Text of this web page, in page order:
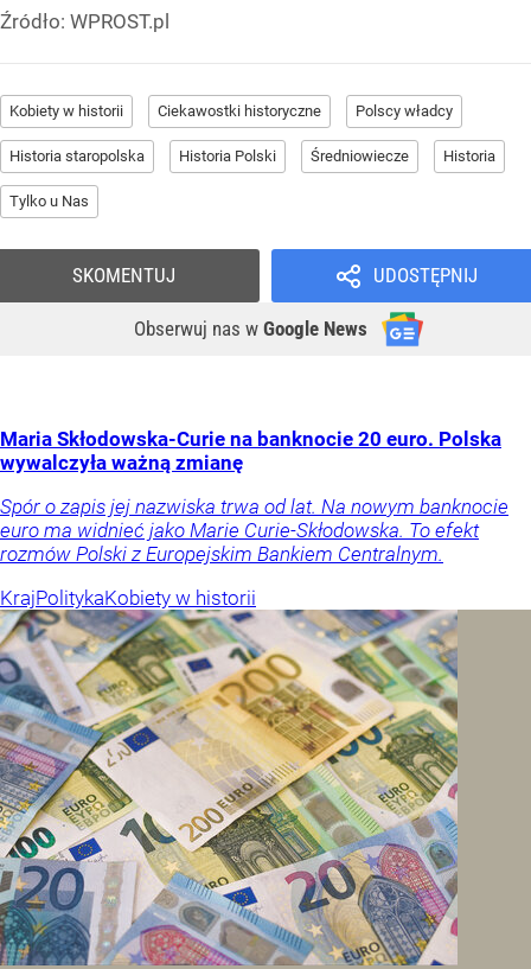
Źródło: WPROST.pl
Kobiety w historii Ciekawostki historyczne Polscy władcy
Historia staropolska Historia Polski Średniowiecze Historia
Tylko u Nas
UDOSTĘPNIJ
Obserwuj nas w Google News
SKOMENTUJ
Maria Skłodowska-Curie na banknocie 20 euro. Polska
wywalczyła ważną zmianę
Spór o zapis jej nazwiska trwa od lat. Na nowym banknocie
euro ma widnieć jako Marie Curie-Skłodowska. To efekt
rozmów Polski z Europejskim Bankiem Centralnym.
KrajPolitykaKobiety w historii